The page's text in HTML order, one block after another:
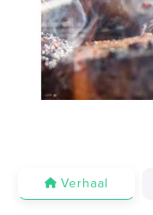
Previous
Verhaal